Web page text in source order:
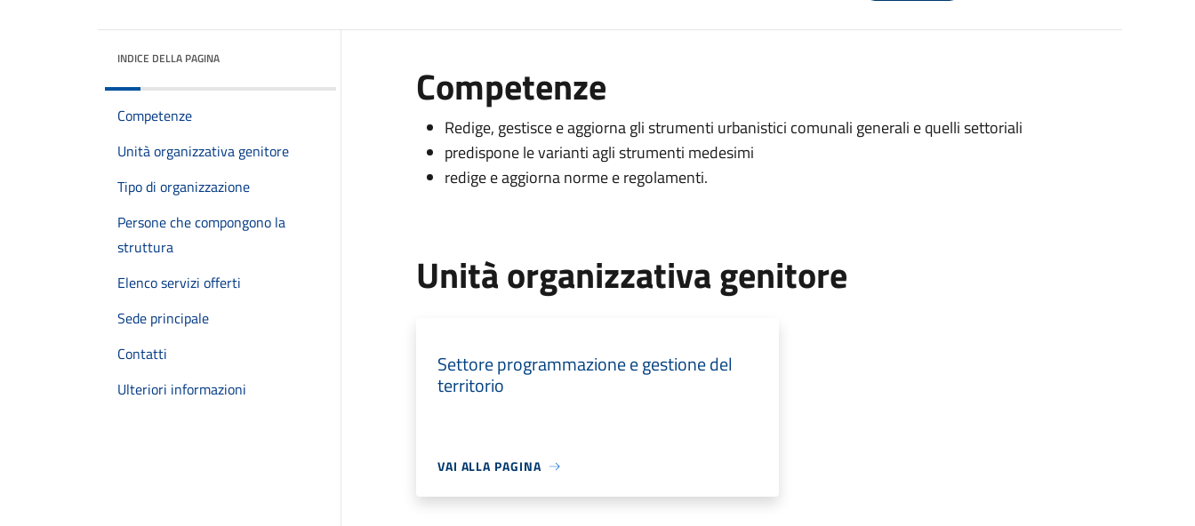
INDICE DELLA PAGINA
Competenze
Unità organizzativa genitore
Tipo di organizzazione
Persone che compongono la
struttura
Elenco servizi offerti
Sede principale
Contatti
Ulteriori informazioni
Competenze
Redige, gestisce e aggiorna gli strumenti urbanistici comunali generali e quelli settoriali
predispone le varianti agli strumenti medesimi
redige e aggiorna norme e regolamenti.
Unità organizzativa genitore
Settore programmazione e gestione del
territorio
VAI ALLA PAGINA